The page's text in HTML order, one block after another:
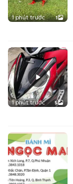
1 phút trước 1
1 phút trước 5